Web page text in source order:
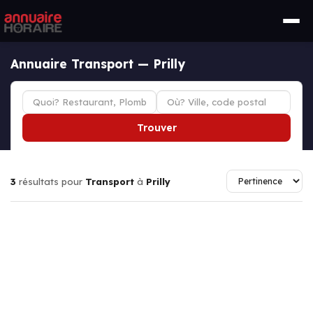
Annuaire Transport — Prilly
Trouver
3 résultats pour Transport à Prilly